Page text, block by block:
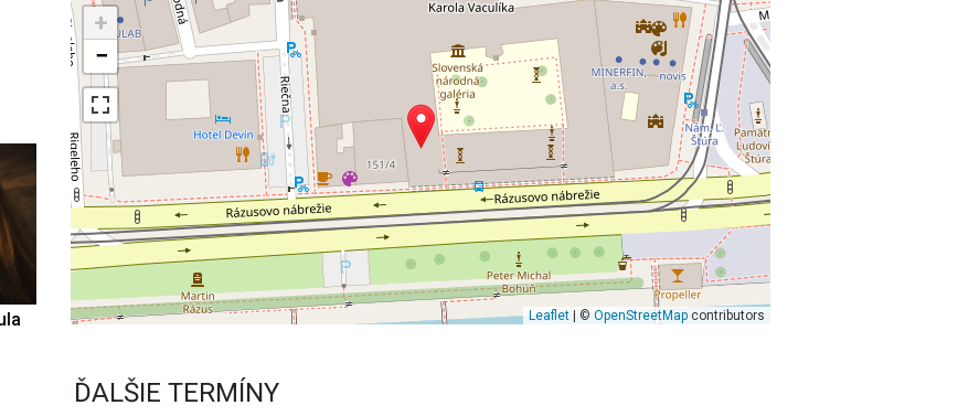
+
−
Leaflet| © OpenStreetMapcontributors
ĎALŠIE TERMÍNY